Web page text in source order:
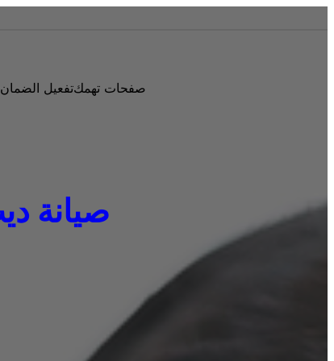
تفعيل الضمانصفحات تهمك
صيانة ديب